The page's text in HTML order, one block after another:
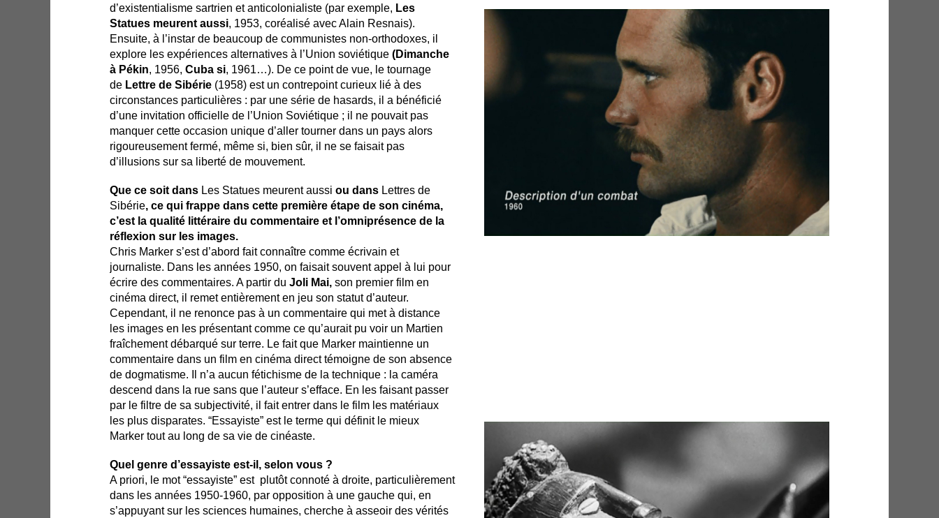
d’existentialisme sartrien et anticolonialiste (par exemple, Les
Statues meurent aussi, 1953, coréalisé avec Alain Resnais).
Ensuite, à l’instar de beaucoup de communistes non-orthodoxes, il
explore les expériences alternatives à l’Union soviétique (Dimanche
à Pékin, 1956, Cuba si, 1961…). De ce point de vue, le tournage
de Lettre de Sibérie (1958) est un contrepoint curieux lié à des
circonstances particulières : par une série de hasards, il a bénéficié
d’une invitation officielle de l’Union Soviétique ; il ne pouvait pas
manquer cette occasion unique d’aller tourner dans un pays alors
rigoureusement fermé, même si, bien sûr, il ne se faisait pas
d’illusions sur sa liberté de mouvement.
Que ce soit dans Les Statues meurent aussi ou dans Lettres de
Sibérie, ce qui frappe dans cette première étape de son cinéma,
c’est la qualité littéraire du commentaire et l’omniprésence de la
réflexion sur les images.
Chris Marker s’est d’abord fait connaître comme écrivain et
journaliste. Dans les années 1950, on faisait souvent appel à lui pour
écrire des commentaires. A partir du Joli Mai, son premier film en
cinéma direct, il remet entièrement en jeu son statut d’auteur.
Cependant, il ne renonce pas à un commentaire qui met à distance
les images en les présentant comme ce qu’aurait pu voir un Martien
fraîchement débarqué sur terre. Le fait que Marker maintienne un
commentaire dans un film en cinéma direct témoigne de son absence
de dogmatisme. Il n’a aucun fétichisme de la technique : la caméra
descend dans la rue sans que l’auteur s’efface. En les faisant passer
par le filtre de sa subjectivité, il fait entrer dans le film les matériaux
les plus disparates. “Essayiste” est le terme qui définit le mieux
Marker tout au long de sa vie de cinéaste.
Quel genre d’essayiste est-il, selon vous ?
A priori, le mot “essayiste” est plutôt connoté à droite, particulièrement
dans les années 1950-1960, par opposition à une gauche qui, en
s’appuyant sur les sciences humaines, cherche à asseoir des vérités